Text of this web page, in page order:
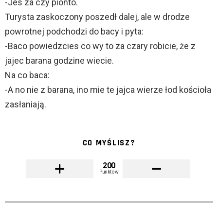
-Jes za czy pionto.
Turysta zaskoczony poszedł dalej, ale w drodze
powrotnej podchodzi do bacy i pyta:
-Baco powiedzcies co wy to za czary robicie, że z
jajec barana godzine wiecie.
Na co baca:
-A no nie z barana, ino mie te jajca wierze łod kościoła
zasłaniają.
CO MYŚLISZ?
200
Punktów